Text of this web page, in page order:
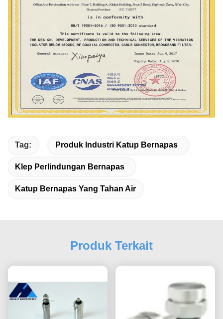
Tag: Produk Industri Katup Bernapas
Klep Perlindungan Bernapas
Katup Bernapas Yang Tahan Air
Produk Terkait